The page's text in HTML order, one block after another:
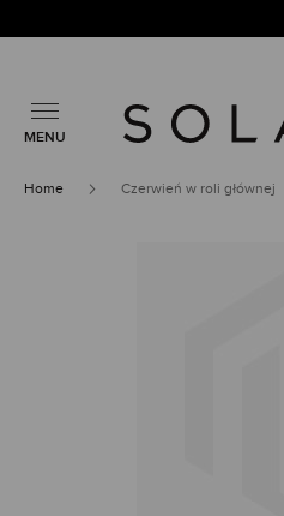
MENU
Home Czerwień w roli głównej